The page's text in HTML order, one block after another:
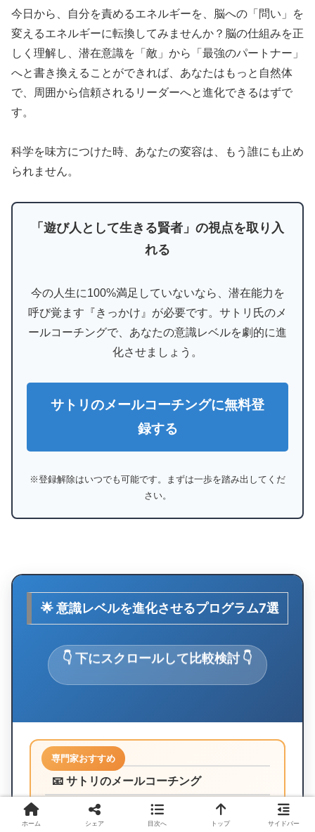
今日から、自分を責めるエネルギーを、脳への「問い」を
変えるエネルギーに転換してみませんか？脳の仕組みを正
しく理解し、潜在意識を「敵」から「最強のパートナー」
へと書き換えることができれば、あなたはもっと自然体
で、周囲から信頼されるリーダーへと進化できるはずで
す。
科学を味方につけた時、あなたの変容は、もう誰にも止め
られません。
「遊び人として生きる賢者」の視点を取り入
れる
今の人生に100%満足していないなら、潜在能力を
呼び覚ます『きっかけ』が必要です。サトリ氏のメ
ールコーチングで、あなたの意識レベルを劇的に進
化させましょう。
サトリのメールコーチングに無料登
録する
※登録解除はいつでも可能です。まずは一歩を踏み出してくだ
さい。
🌟 意識レベルを進化させるプログラム7選
👇 下にスクロールして比較検討 👇
📧 サトリのメールコーチング
専門家おすすめ
ホーム シェア 目次へ トップ サイドバー